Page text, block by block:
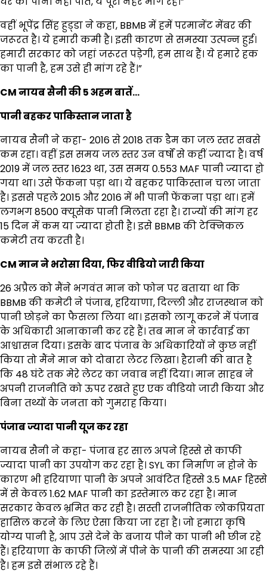
वहीं भूपेंद्र सिंह हुड्‌डा ने कहा, BBMB में हमें परमानेंट मेंबर की
जरूरत है। ये हमारी कमी है। इसी कारण से समस्या उत्पन्न हुई।
हमारी सरकार को जहां जरूरत पड़ेगी, हम साथ हैं। ये हमारे हक
का पानी है, हम उसे ही मांग रहे हैं।”
CM नायब सैनी की 5 अहम बातें…
पानी बहकर पाकिस्तान जाता है
नायब सैनी ने कहा- 2016 से 2018 तक डैम का जल स्तर सबसे
कम रहा। वहीं इस समय जल स्तर उन वर्षों से कहीं ज्यादा है। वर्ष
2019 में जल स्तर 1623 था, उस समय 0.553 MAF पानी ज्यादा हो
गया था। उसे फेंकना पड़ा था। ये बहकर पाकिस्तान चला जाता
है। इससे पहले 2015 और 2016 में भी पानी फेंकना पड़ा था। हमें
लगभग 8500 क्यूसेक पानी मिलता रहा है। राज्यों की मांग हर
15 दिन में कम या ज्यादा होती है। इसे BBMB की टेक्निकल
कमेटी तय करती है।
CM मान ने भरोसा दिया, फिर वीडियो जारी किया
26 अप्रैल को मैंने भगवंत मान को फोन पर बताया था कि
BBMB की कमेटी ने पंजाब, हरियाणा, दिल्ली और राजस्थान को
पानी छोड़ने का फैसला लिया था। इसको लागू करने में पंजाब
के अधिकारी आनाकानी कर रहे हैं। तब मान ने कार्रवाई का
आश्वासन दिया। इसके बाद पंजाब के अधिकारियों ने कुछ नहीं
किया तो मैंने मान को दोबारा लेटर लिखा। हैरानी की बात है
कि 48 घंटे तक मेरे लेटर का जवाब नहीं दिया। मान साहब ने
अपनी राजनीति को ऊपर रखते हुए एक वीडियो जारी किया और
बिना तथ्यों के जनता को गुमराह किया।
पंजाब ज्यादा पानी यूज कर रहा
नायब सैनी ने कहा- पंजाब हर साल अपने हिस्से से काफी
ज्यादा पानी का उपयोग कर रहा है। SYL का निर्माण न होने के
कारण भी हरियाणा पानी के अपने आवंटित हिस्से 3.5 MAF हिस्से
में से केवल 1.62 MAF पानी का इस्तेमाल कर रहा है। मान
सरकार केवल भ्रमित कर रही है। सस्ती राजनीतिक लोकप्रियता
हासिल करने के लिए ऐसा किया जा रहा है। जो हमारा कृषि
योग्य पानी है, आप उसे देने के बजाय पीने का पानी भी छीन रहे
हैं। हरियाणा के काफी जिलों में पीने के पानी की समस्या आ रही
है। हम इसे संभाल रहे हैं।